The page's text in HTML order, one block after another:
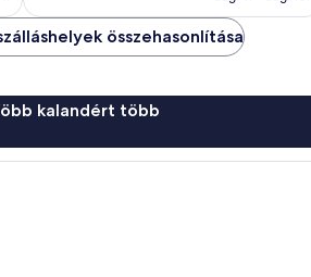
összehasonlítása
kalandért több